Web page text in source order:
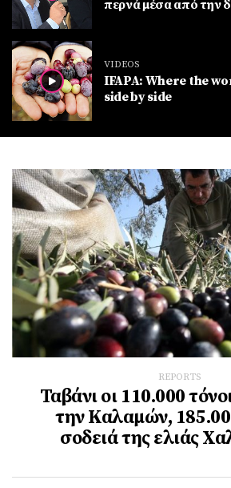
περνά μέσα από την
VIDEOS
IFAPA: Where the
side by side
REPORTS
Ταβάνι οι 110.000
την Καλαμών,
σοδειά της ελιάς